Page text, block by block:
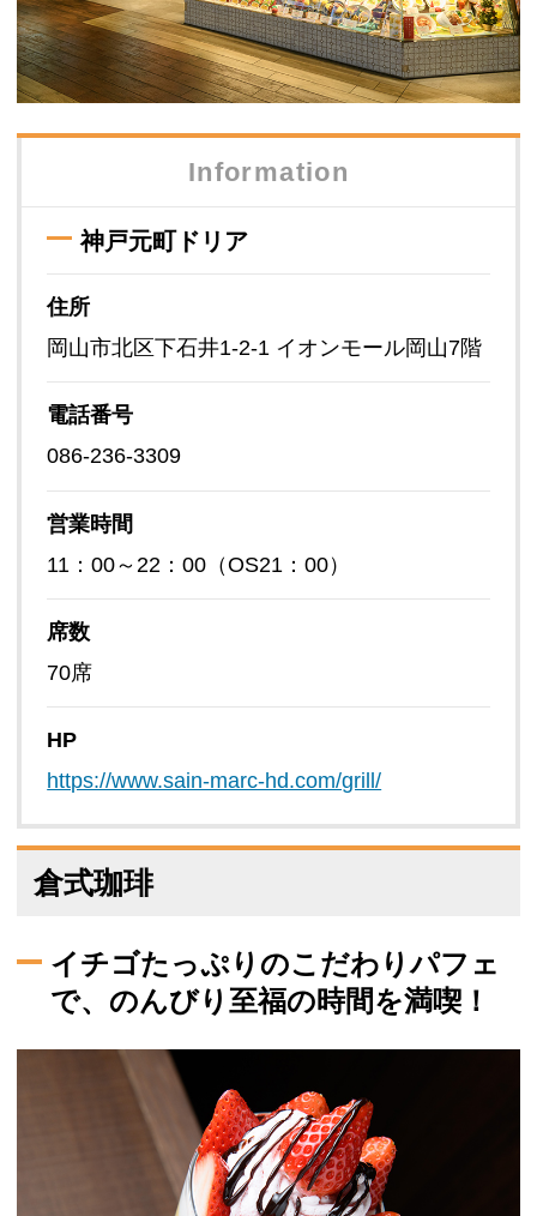
Information
神戸元町ドリア
住所
岡山市北区下石井1-2-1 イオンモール岡山7階
電話番号
086-236-3309
営業時間
11：00～22：00（OS21：00）
席数
70席
HP
https://www.sain-marc-hd.com/grill/
倉式珈琲
イチゴたっぷりのこだわりパフェ
で、のんびり至福の時間を満喫！